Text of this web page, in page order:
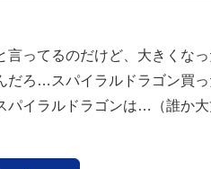
言ってるのだけど、大きくなっ
だろ…スパイラルドラゴン買っ
イラルドラゴンは…（誰か大